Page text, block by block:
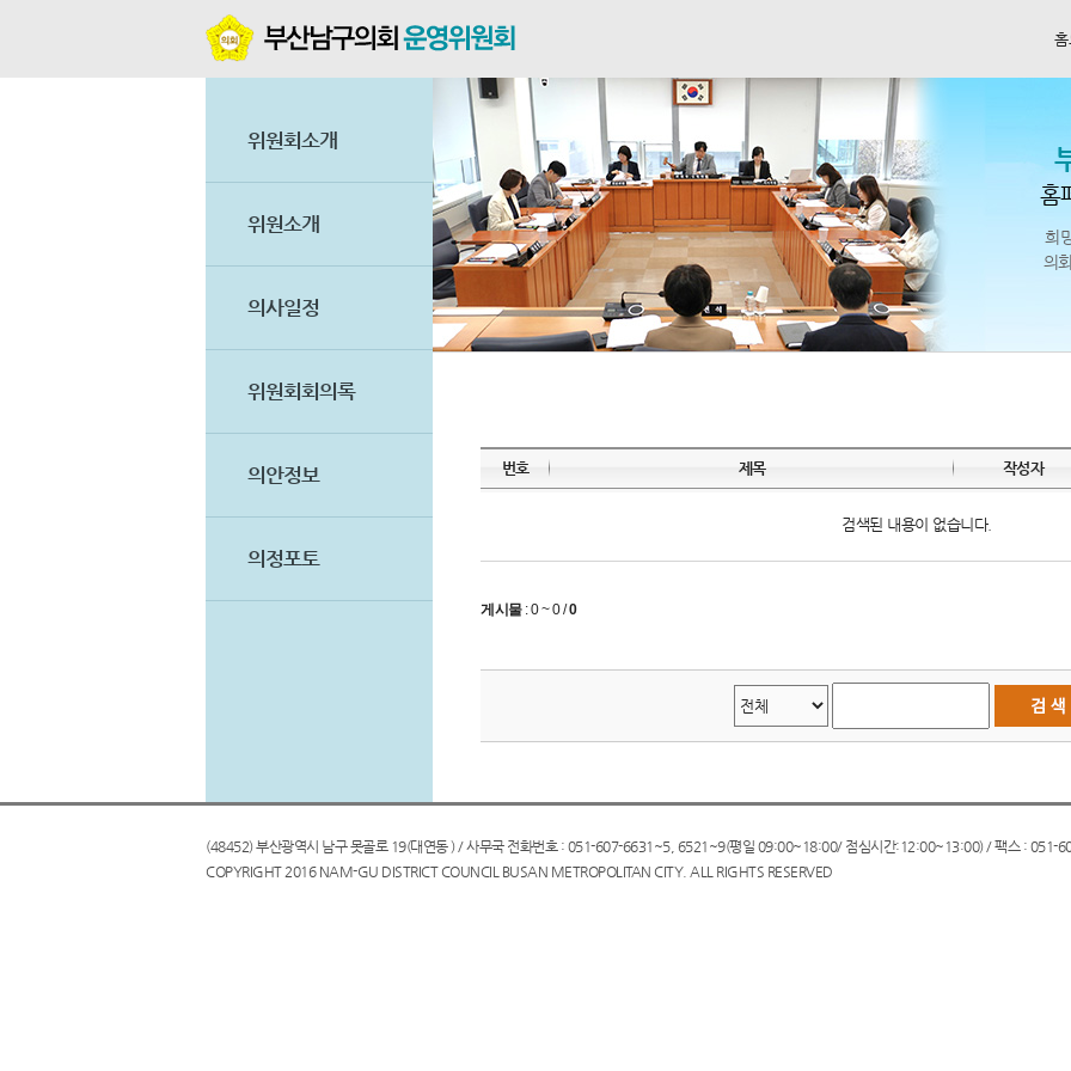
홈
위원회소개
위원소개
의사일정
위원회회의록
의안정보
의정포토
홈
희
의
번호 제목 작성자
검색된 내용이 없습니다.
게시물:0 ~ 0/0
(48452) 부산광역시 남구 못골로 19(대연동 ) / 사무국 전화번호 : 051-607-6631~5, 6521~9(평일 09:00~18:00/ 점심시간:12:00~13:00) / 팩스 : 051-
COPYRIGHT 2016 NAM-GU DISTRICT COUNCIL BUSAN METROPOLITAN CITY. ALL RIGHTS RESERVED